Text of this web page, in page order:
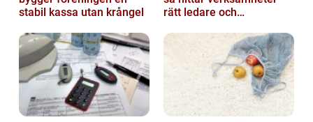
stabil kassa utan krångel
rätt ledare och